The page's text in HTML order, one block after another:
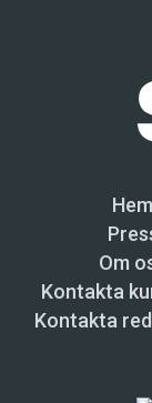
Hem
Om
Kontakta
Kontakta